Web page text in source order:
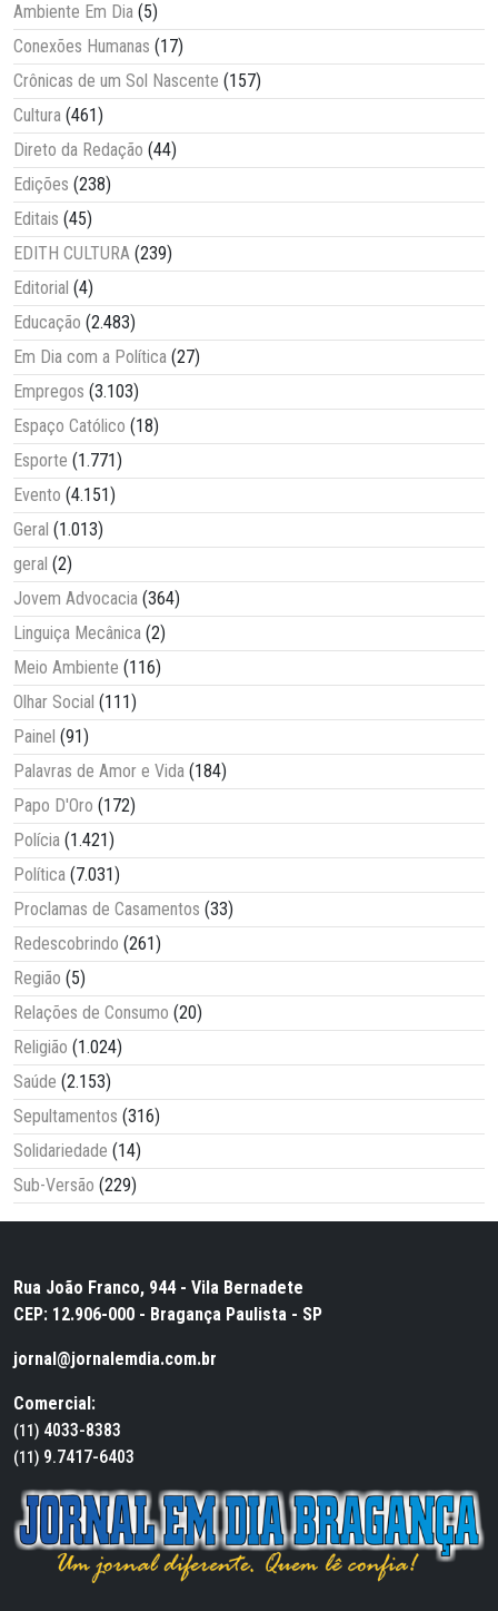
Ambiente Em Dia (5)
Conexões Humanas (17)
Crônicas de um Sol Nascente (157)
Cultura (461)
Direto da Redação (44)
Edições (238)
Editais (45)
EDITH CULTURA (239)
Editorial (4)
Educação (2.483)
Em Dia com a Política (27)
Empregos (3.103)
Espaço Católico (18)
Esporte (1.771)
Evento (4.151)
Geral (1.013)
geral (2)
Jovem Advocacia (364)
Linguiça Mecânica (2)
Meio Ambiente (116)
Olhar Social (111)
Painel (91)
Palavras de Amor e Vida (184)
Papo D'Oro (172)
Polícia (1.421)
Política (7.031)
Proclamas de Casamentos (33)
Redescobrindo (261)
Região (5)
Relações de Consumo (20)
Religião (1.024)
Saúde (2.153)
Sepultamentos (316)
Solidariedade (14)
Sub-Versão (229)
Rua João Franco, 944 - Vila Bernadete
CEP: 12.906-000 - Bragança Paulista - SP
jornal@jornalemdia.com.br
Comercial:
(11) 4033-8383
(11) 9.7417-6403